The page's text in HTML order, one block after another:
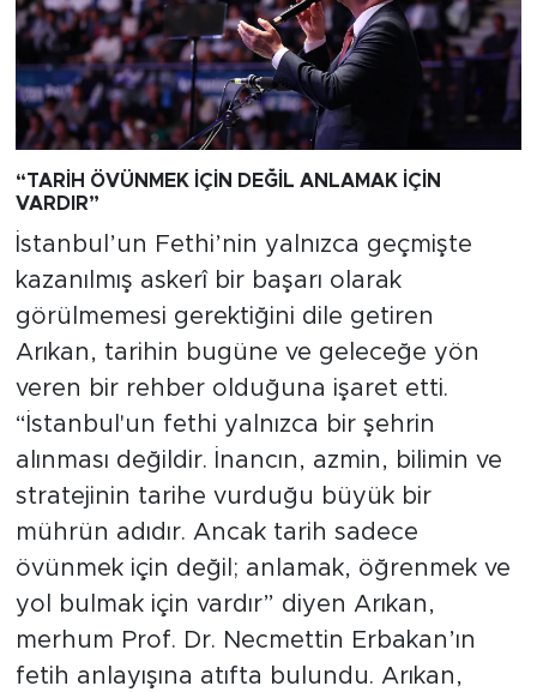
“TAR İH ÖVÜNMEK İÇ İN DEĞİL ANLAMAK İÇ İN
VARDIR”
İstanbul’un Fethi’nin yalnızca geçmişte
kazanılmış askerî bir başarı olarak
görülmemesi gerektiğini dile getiren
Arıkan, tarihin bugüne ve geleceğe yön
veren bir rehber olduğuna işaret etti.
“İstanbul'un fethi yalnızca bir şehrin
alınması değildir. İnancın, azmin, bilimin ve
stratejinin tarihe vurduğu büyük bir
mührün adıdır. Ancak tarih sadece
övünmek için değil; anlamak, öğrenmek ve
yol bulmak için vardır” diyen Arıkan,
merhum Prof. Dr. Necmettin Erbakan’ın
fetih anlayışına atıfta bulundu. Arıkan,